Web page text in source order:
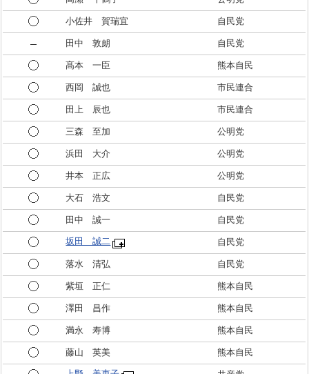
小佐井 賀瑞宜 自民党
田中 敦朗 自民党
髙本 一臣 熊本自民
西岡 誠也 市民連合
田上 辰也 市民連合
三森 至加 公明党
浜田 大介 公明党
井本 正広 公明党
大石 浩文 自民党
田中 誠一 自民党
坂田 誠二 自民党
落水 清弘 自民党
紫垣 正仁 熊本自民
澤田 昌作 熊本自民
満永 寿博 熊本自民
藤山 英美 熊本自民